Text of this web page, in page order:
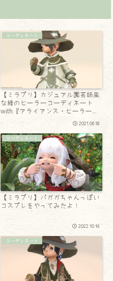
コーディネート
【ミラプリ】カジュアル園芸師風
な緑のヒーラーコーディネート
with『アライアンス・ヒーラーコ
2021.06.18
コーディネート
【ミラプリ】パガガちゃんっぽい
コスプレをやってみたよ！
2022.10.16
コーディネート